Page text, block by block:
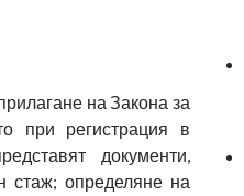
на Закона за
при регистрация в
документи,
стаж; определяне на